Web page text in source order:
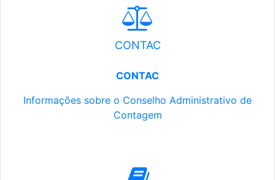
CONTAC
CONTAC
Informações sobre o Conselho Administrativo de
Contagem